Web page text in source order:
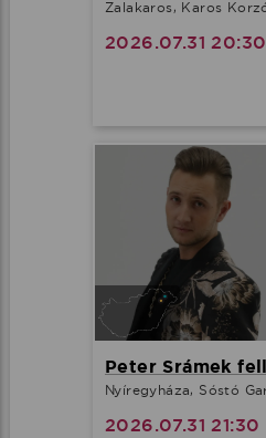
Zalakaros, Karos
2026.07.31
Peter Srámek
Nyíregyháza, Sóstó
2026.07.31 21:30